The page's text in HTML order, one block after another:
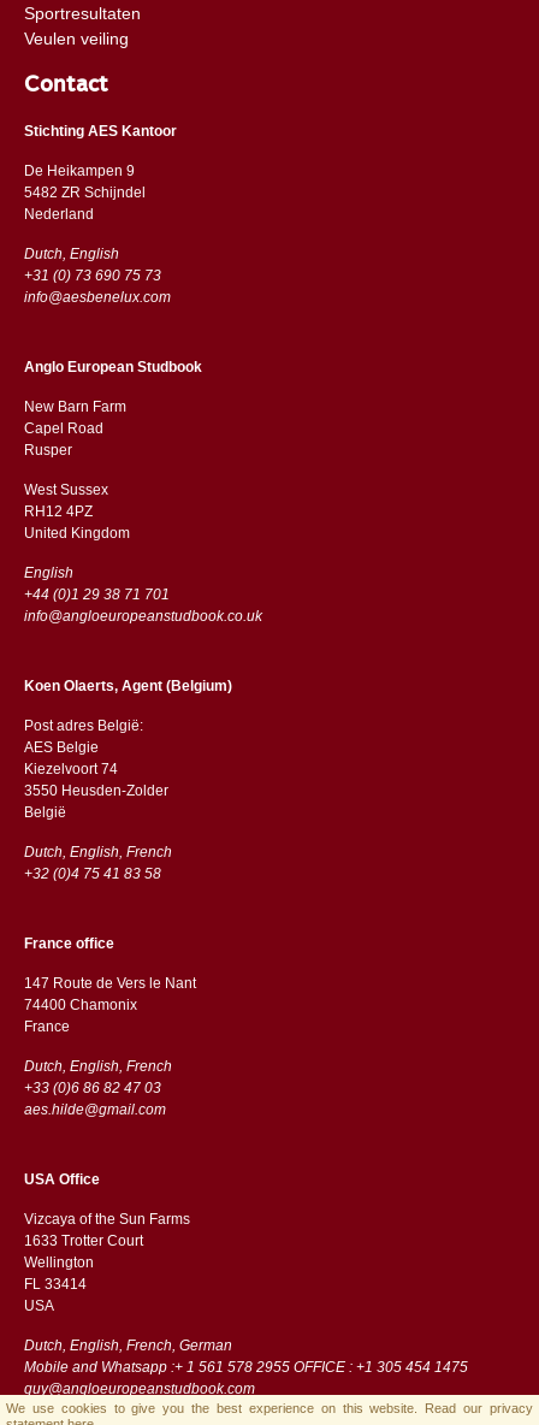
Sportresultaten
Veulen veiling
Contact
Stichting AES Kantoor
De Heikampen 9
5482 ZR Schijndel
​​Nederland
Dutch, English
+31 (0) 73 690 75 73
info@aesbenelux.com
Anglo European Studbook
New Barn Farm
Capel Road
​​Rusper
West Sussex
RH12 4PZ
​​United Kingdom
English
+44 (0)1 29 38 71 701
info@angloeuropeanstudbook.co.uk
Koen Olaerts, Agent (Belgium)
Post adres België:
AES Belgie
Kiezelvoort 74
3550 Heusden-Zolder
België
Dutch, English, French
+32 (0)4 75 41 83 58
France office
147 Route de Vers le Nant
74400 Chamonix
France
Dutch, English, French
+33 (0)6 86 82 47 03
aes.hilde@gmail.com
USA Office
Vizcaya of the Sun Farms
1633 Trotter Court
Wellington
FL 33414
USA
Dutch, English, French, German
Mobile and Whatsapp :+ 1 561 578 2955 OFFICE : +1 305 454 1475
guy@angloeuropeanstudbook.com
We use cookies to give you the best experience on this website. Read our privacy